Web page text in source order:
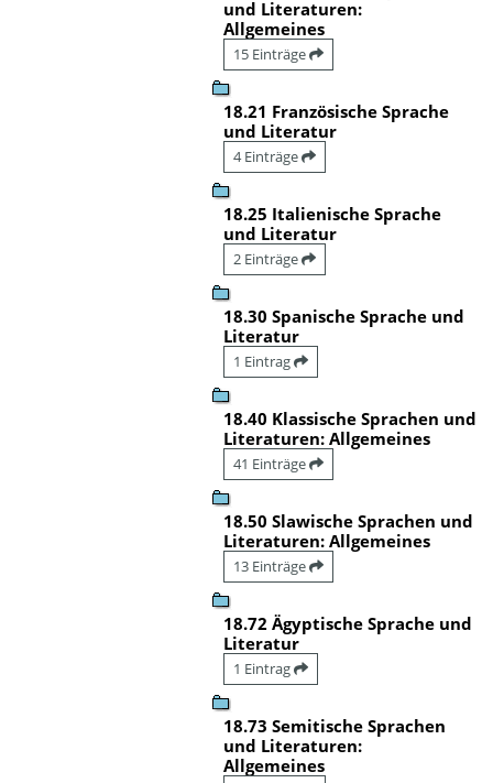
und Literaturen:
Allgemeines
15 Einträge
18.21 Französische Sprache
und Literatur
4 Einträge
18.25 Italienische Sprache
und Literatur
2 Einträge
18.30 Spanische Sprache und
Literatur
1 Eintrag
18.40 Klassische Sprachen und
Literaturen: Allgemeines
41 Einträge
18.50 Slawische Sprachen und
Literaturen: Allgemeines
13 Einträge
18.72 Ägyptische Sprache und
Literatur
1 Eintrag
18.73 Semitische Sprachen
und Literaturen:
Allgemeines